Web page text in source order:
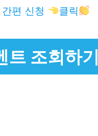
편 신청 클릭
트 조회하기